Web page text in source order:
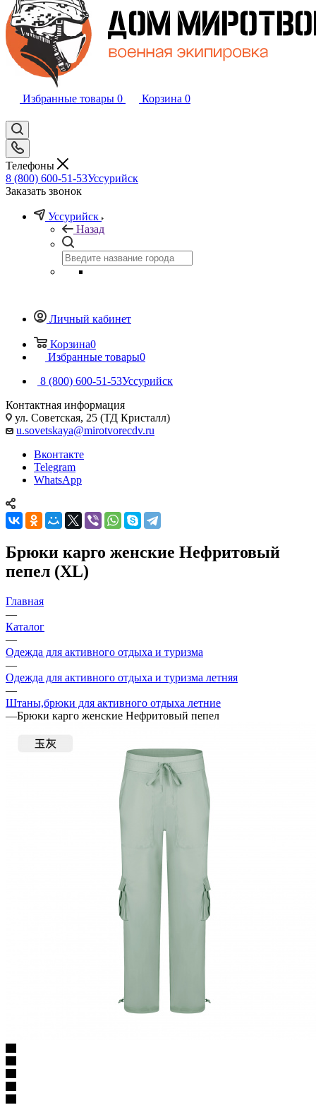
Избранные товары 0 Корзина 0
Телефоны
8 (800) 600-51-53Уссурийск
Заказать звонок
Уссурийск
Назад
Личный кабинет
Корзина0
Избранные товары0
8 (800) 600-51-53Уссурийск
Контактная информация
ул. Советская, 25 (ТД Кристалл)
u.sovetskaya@mirotvorecdv.ru
Вконтакте
Telegram
WhatsApp
Брюки карго женские Нефритовый
пепел (XL)
Главная
—
Каталог
—
Одежда для активного отдыха и туризма
—
Одежда для активного отдыха и туризма летняя
—
Штаны,брюки для активного отдыха летние
—Брюки карго женские Нефритовый пепел